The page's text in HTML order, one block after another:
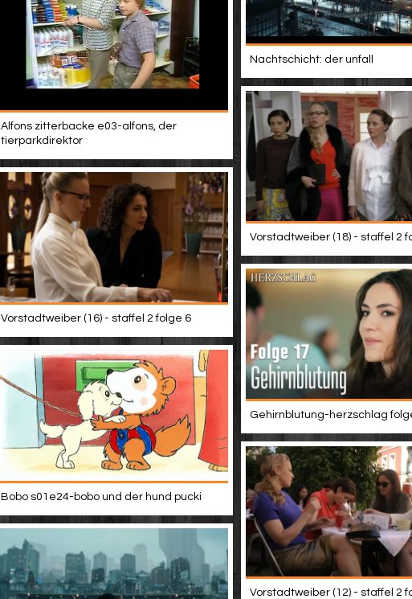
Nachtschicht: der unfall
Alfons zitterbacke e03-alfons, der
tierparkdirektor
Vorstadtweiber (18) - staffel 2
Vorstadtweiber (16) - staffel 2 folge 6
Gehirnblutung-herzschlag
Bobo s01e24-bobo und der hund pucki
Vorstadtweiber (12) - staffel 2